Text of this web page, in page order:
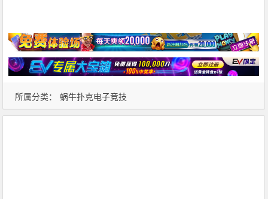
所属分类： 蜗牛扑克电子竞技